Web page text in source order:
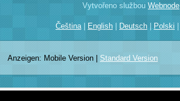
Vytvořeno službou Webnode
Čeština | English | Deutsch | Polski |
Anzeigen: Mobile Version| Standard Version